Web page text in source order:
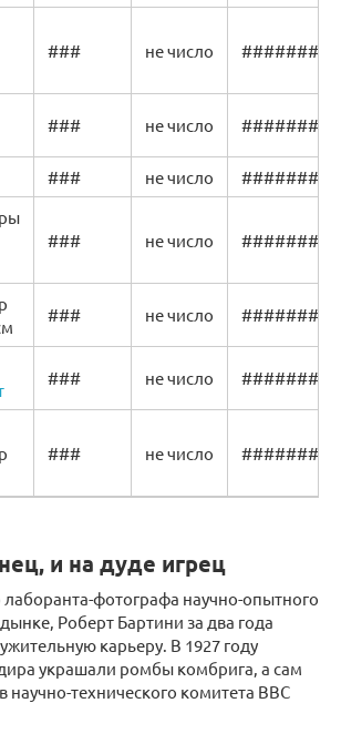
### не число #######
### не число #######
### не число
#######
### не число #######
### не число #######
### не число #######
### не число #######
и на дуде игрец
лаборанта-фотографа научно-опытного
Роберт Бартини за два года
карьеру. В 1927 году
украшали ромбы комбрига, а сам
научно-технического комитета ВВС